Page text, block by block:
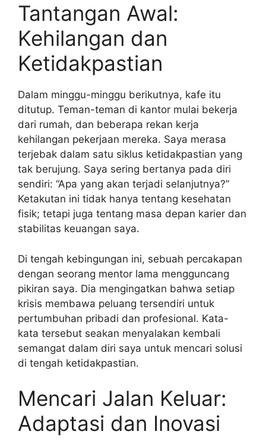
Tantangan Awal:
Kehilangan dan
Ketidakpastian
Dalam minggu-minggu berikutnya, kafe itu
ditutup. Teman-teman di kantor mulai bekerja
dari rumah, dan beberapa rekan kerja
kehilangan pekerjaan mereka. Saya merasa
terjebak dalam satu siklus ketidakpastian yang
tak berujung. Saya sering bertanya pada diri
sendiri: “Apa yang akan terjadi selanjutnya?”
Ketakutan ini tidak hanya tentang kesehatan
fisik; tetapi juga tentang masa depan karier dan
stabilitas keuangan saya.
Di tengah kebingungan ini, sebuah percakapan
dengan seorang mentor lama mengguncang
pikiran saya. Dia mengingatkan bahwa setiap
krisis membawa peluang tersendiri untuk
pertumbuhan pribadi dan profesional. Kata-
kata tersebut seakan menyalakan kembali
semangat dalam diri saya untuk mencari solusi
di tengah ketidakpastian.
Mencari Jalan Keluar:
Adaptasi dan Inovasi